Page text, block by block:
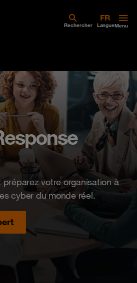
Rechercher LangueMenu
préparez votre organisation à
cyber du monde réel.